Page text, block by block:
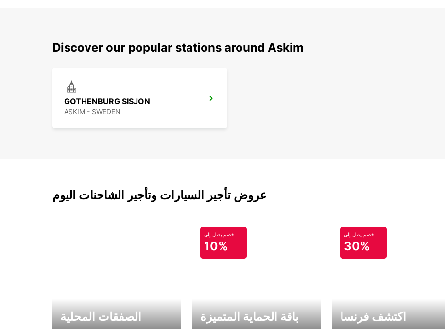
Discover our popular stations around Askim
GOTHENBURG SISJON
ASKIM - SWEDEN
عروض تأجير السيارات وتأجير الشاحنات اليوم
الصفقات المحلية
خصم يصل إلى
10%
باقة الحماية المتميزة
خصم يصل إلى
30%
اكتشف فرنسا